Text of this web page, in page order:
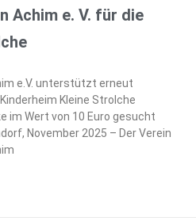
Achim e. V. für die
e.V. unterstützt erneut
Kleine Strolche
im Wert von 10 Euro gesucht
November 2025 – Der Verein